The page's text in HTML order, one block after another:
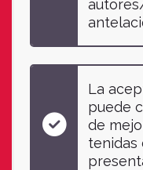
La
puede
de
tenidas